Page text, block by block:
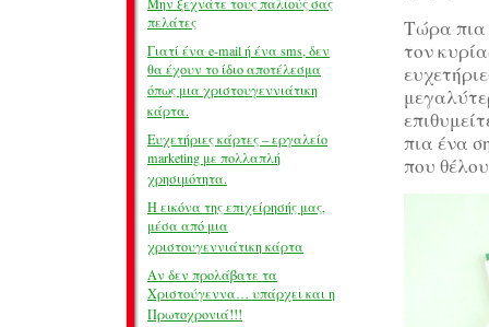
Τώρα πια
τον
πια ένα
που
πελάτες
Γιατί ένα e-mail ή ένα sms, δεν
θα έχουν το ίδιο αποτέλεσμα
όπως μια χριστουγεννιάτικη
κάρτα.
Ευχετήριες κάρτες – εργαλείο
marketing με πολλαπλή
χρησιμότητα.
Η εικόνα της επιχείρησής μας,
μέσα από μια
χριστουγεννιάτικη κάρτα
Αν δεν προλάβατε τα
Χριστούγεννα… υπάρχει και η
Πρωτοχρονιά!!!